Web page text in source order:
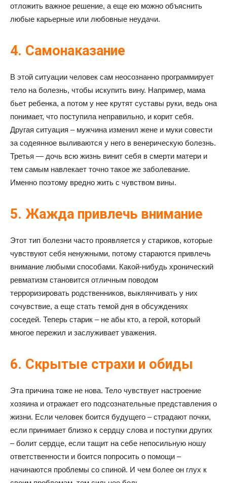
отложить важное решение, а еще ею можно объяснить
любые карьерные или любовные неудачи.
4. Самонаказание
В этой ситуации человек сам неосознанно программирует
тело на болезнь, чтобы искупить вину. Например, мама
бьет ребенка, а потом у нее крутят суставы руки, ведь она
понимает, что поступила неправильно, и корит себя.
Другая ситуация – мужчина изменил жене и муки совести
за содеянное выливаются у него в венерическую болезнь.
Третья — дочь всю жизнь винит себя в смерти матери и
тем самым навлекает точно такое же заболевание.
Именно поэтому вредно жить с чувством вины.
5. Жажда привлечь внимание
Этот тип болезни часто проявляется у стариков, которые
чувствуют себя ненужными, потому стараются привлечь
внимание любыми способами. Какой-нибудь хронический
ревматизм становится отличным поводом
терроризировать родственников, выклянчивать у них
сочувствие, а еще стать темой дня в обсуждениях
соседей. Теперь старик – не абы кто, а герой, который
многое пережил и заслуживает уважения.
6. Скрытые страхи и обиды
Эта причина тоже не нова. Тело чувствует настроение
хозяина и отражает его подсознательные представления о
жизни. Если человек боится будущего – страдают почки,
если принимает близко к сердцу слова и поступки других
– болит сердце, если тащит на себе непосильную ношу
ответственности и боится попросить о помощи –
начинаются проблемы со спиной. И чем более он глух к